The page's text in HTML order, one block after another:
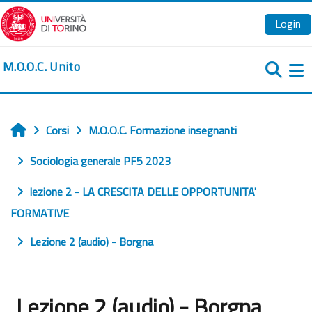
Vai al contenuto principale
Login
M.O.O.C. Unito
Home
Corsi
M.O.O.C. Formazione insegnanti
Sociologia generale PF5 2023
lezione 2 - LA CRESCITA DELLE OPPORTUNITA'
FORMATIVE
Lezione 2 (audio) - Borgna